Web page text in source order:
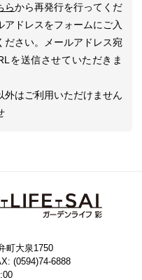
らから再発行を行ってくだ
ドレスをフォームにご入
ださい。メールアドレス宛
を送信させていただきま
はご利用いただけません
町大泉1750
(0594)74-6888